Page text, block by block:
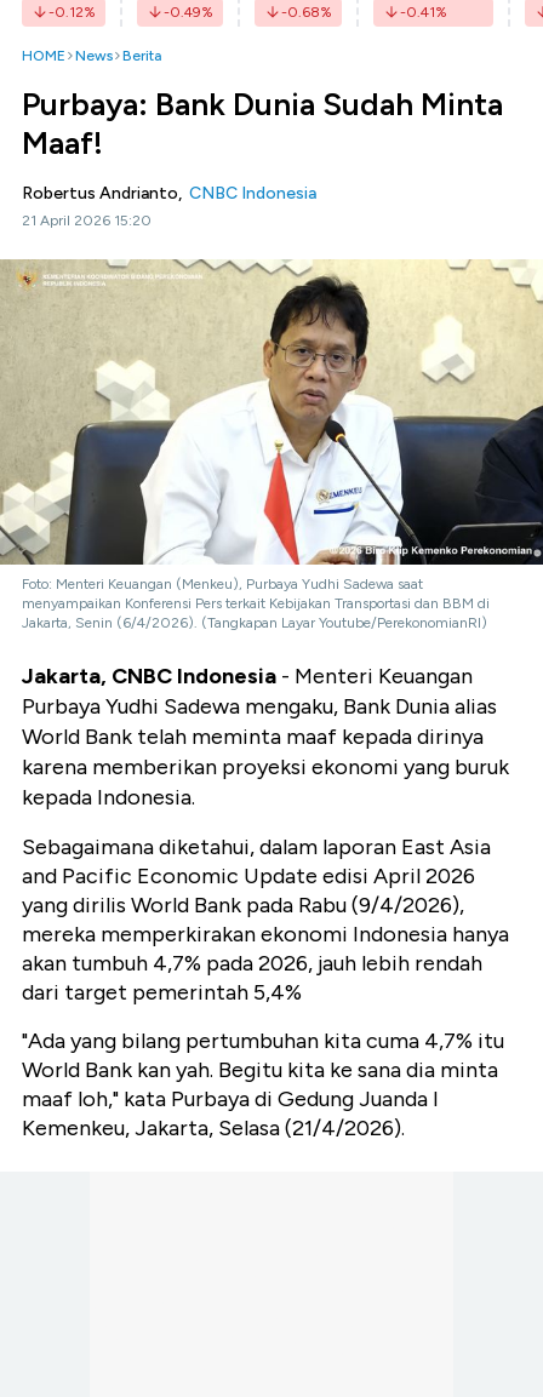
-0.12% -0.49% -0.68% -0.41%
HOME News Berita
Purbaya: Bank Dunia Sudah Minta
Maaf!
Robertus Andrianto, CNBC Indonesia
21 April 2026 15:20
Foto: Menteri Keuangan (Menkeu), Purbaya Yudhi Sadewa saat
menyampaikan Konferensi Pers terkait Kebijakan Transportasi dan BBM di
Jakarta, Senin (6/4/2026). (Tangkapan Layar Youtube/PerekonomianRI)
Jakarta, CNBC Indonesia - Menteri Keuangan
Purbaya Yudhi Sadewa mengaku, Bank Dunia alias
World Bank telah meminta maaf kepada dirinya
karena memberikan proyeksi ekonomi yang buruk
kepada Indonesia.
Sebagaimana diketahui, dalam laporan East Asia
and Pacific Economic Update edisi April 2026
yang dirilis World Bank pada Rabu (9/4/2026),
mereka memperkirakan ekonomi Indonesia hanya
akan tumbuh 4,7% pada 2026, jauh lebih rendah
dari target pemerintah 5,4%
"Ada yang bilang pertumbuhan kita cuma 4,7% itu
World Bank kan yah. Begitu kita ke sana dia minta
maaf loh," kata Purbaya di Gedung Juanda I
Kemenkeu, Jakarta, Selasa (21/4/2026).